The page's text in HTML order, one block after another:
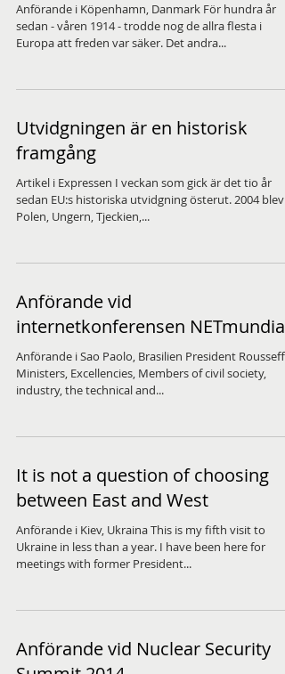
Anförande i Köpenhamn, Danmark För hundra år
sedan - våren 1914 - trodde nog de allra flesta i
Europa att freden var säker. Det andra...
Utvidgningen är en historisk
framgång
Artikel i Expressen I veckan som gick är det tio år
sedan EU:s historiska utvidgning österut. 2004 blev
Polen, Ungern, Tjeckien,...
Anförande vid
internetkonferensen NETmundial
Anförande i Sao Paolo, Brasilien President Rousseff,
Ministers, Excellencies, Members of civil society,
industry, the technical and...
It is not a question of choosing
between East and West
Anförande i Kiev, Ukraina This is my fifth visit to
Ukraine in less than a year. I have been here for
meetings with former President...
Anförande vid Nuclear Security